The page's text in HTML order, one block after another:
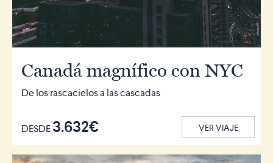
Canadá magnífico con NYC
De los rascacielos a las cascadas
DESDE3.632€ VER VIAJE